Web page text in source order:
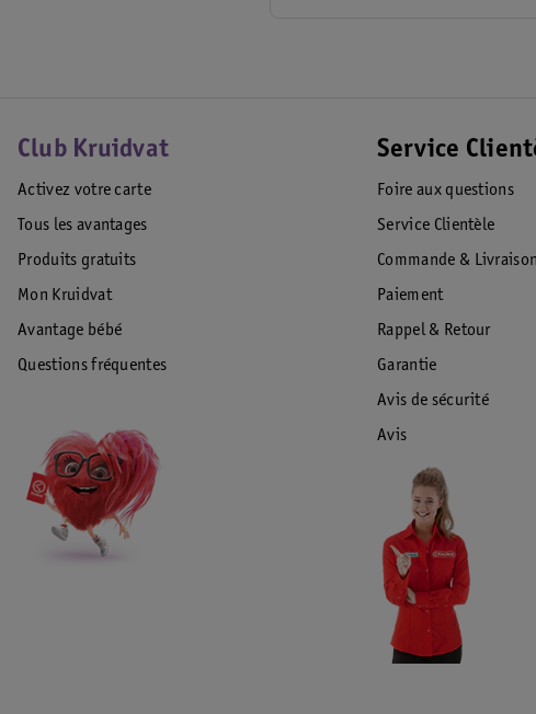
Club Kruidvat
Activez votre carte
Tous les avantages
Produits gratuits
Mon Kruidvat
Avantage bébé
Questions fréquentes
Service
Foire aux questions
Service Clientèle
Commande & Livraison
Paiement
Rappel & Retour
Garantie
Avis de sécurité
Avis